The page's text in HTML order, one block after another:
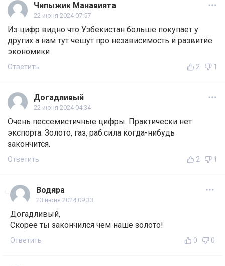
Чипыжик Манавията
22 июня 2024 07:57
Из цифр видно что Узбекистан больше покупает у
других а нам тут чешут про независимость и развитие
экономики
Ответить 2 1
Догадливый
22 июня 2024 04:34
Очень пессемистичные цифры. Практически нет
экспорта. Золото, газ, раб.сила когда-нибудь
закончится.
Ответить 2 1
Водяра
23 июня 2024 09:33
Догадливый,
Скорее ты закончился чем наше золото!
Ответить 0 0